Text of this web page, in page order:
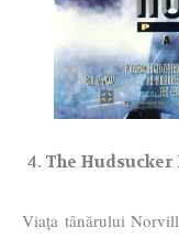
The
Viața tânărului